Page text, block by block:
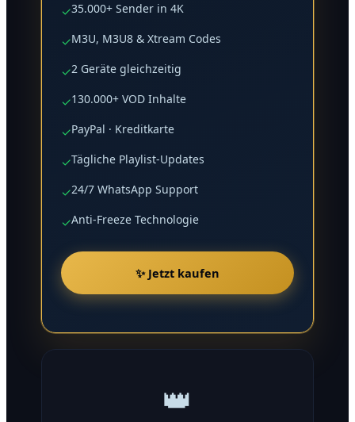
✓35.000+ Sender in 4K
✓M3U, M3U8 & Xtream Codes
✓2 Geräte gleichzeitig
✓130.000+ VOD Inhalte
✓PayPal · Kreditkarte
✓Tägliche Playlist-Updates
✓24/7 WhatsApp Support
✓Anti-Freeze Technologie
✨ Jetzt kaufen
👑